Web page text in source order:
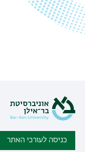
כניסה לעורכי האתר